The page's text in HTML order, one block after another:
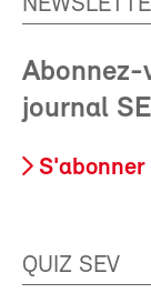
Abonnez-
journal
QUIZ SEV